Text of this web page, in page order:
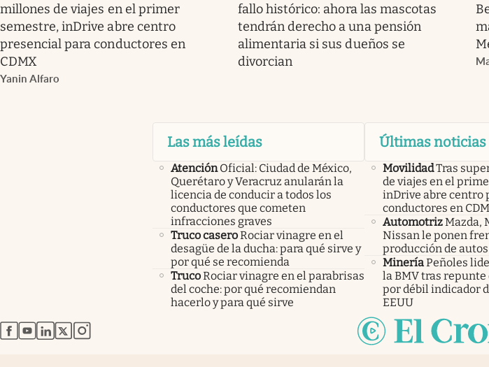
millones de viajes en el primer
semestre, inDrive abre centro
presencial para conductores en
CDMX
Yanin Alfaro
fallo histórico: ahora las mascotas
tendrán derecho a una pensión
alimentaria si sus dueños se
divorcian
Las más leídas
Atención Oficial: Ciudad de México,
Querétaro y Veracruz anularán la
licencia de conducir a todos los
conductores que cometen
infracciones graves
Truco caseroRociar vinagre en el
desagüe de la ducha: para qué sirve y
por qué se recomienda
TrucoRociar vinagre en el parabrisas
del coche: por qué recomiendan
hacerlo y para qué sirve
Últimas noticias
MovilidadTras
de viajes en el
inDrive abre centro
conductores en
AutomotrizMazda,
Nissan le ponen
producción de
MineríaPeñoles
la BMV tras repunte
por débil indicador
EEUU
abre en nueva pestaña
abre en nueva pestaña
abre en nueva pestaña
abre en nueva pestaña
abre en nueva pestaña